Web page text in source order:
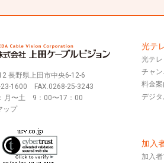
長野県上田市中央6-12-6
1600 FAX.0268-25-3243
月〜土 9：00〜17：00
ップ
光テ
光テ
チャ
料金案
デジ
加入
加入